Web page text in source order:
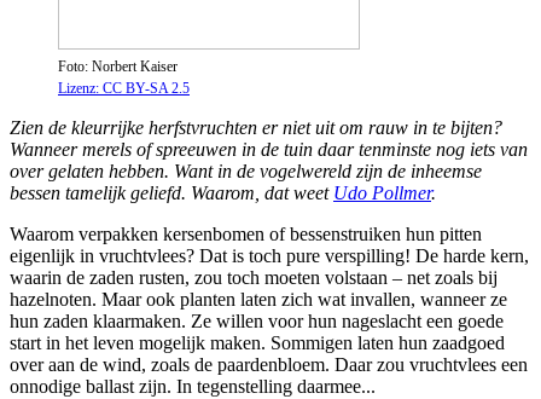
Foto: Norbert Kaiser
Lizenz: CC BY-SA 2.5
Zien de kleurrijke herfstvruchten er niet uit om rauw in te bijten?
Wanneer merels of spreeuwen in de tuin daar tenminste nog iets van
over gelaten hebben. Want in de vogelwereld zijn de inheemse
bessen tamelijk geliefd. Waarom, dat weet Udo Pollmer.
Waarom verpakken kersenbomen of bessenstruiken hun pitten
eigenlijk in vruchtvlees? Dat is toch pure verspilling! De harde kern,
waarin de zaden rusten, zou toch moeten volstaan – net zoals bij
hazelnoten. Maar ook planten laten zich wat invallen, wanneer ze
hun zaden klaarmaken. Ze willen voor hun nageslacht een goede
start in het leven mogelijk maken. Sommigen laten hun zaadgoed
over aan de wind, zoals de paardenbloem. Daar zou vruchtvlees een
onnodige ballast zijn. In tegenstelling daarmee...